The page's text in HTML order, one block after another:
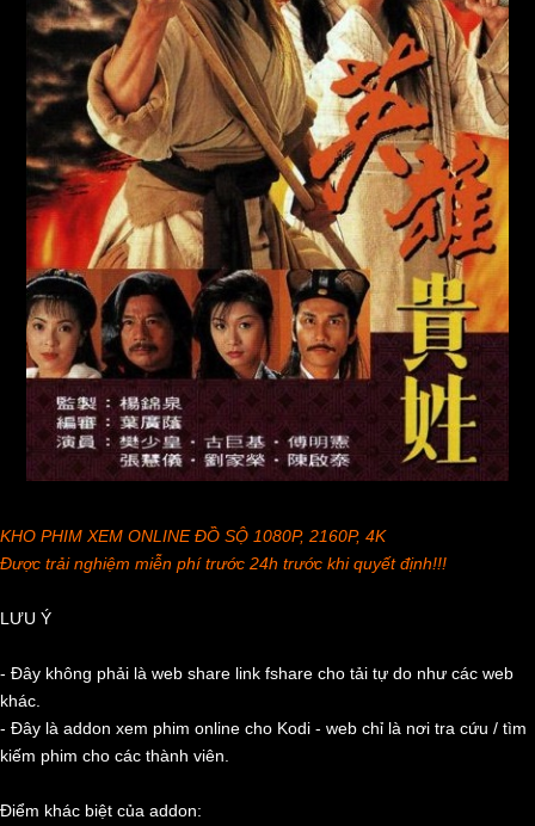
KHO PHIM XEM ONLINE ĐỒ SỘ 1080P, 2160P, 4K
Được trải nghiệm miễn phí trước 24h trước khi quyết định!!!
LƯU Ý
- Đây không phải là web share link fshare cho tải tự do như các web
khác.
- Đây là addon xem phim online cho Kodi - web chỉ là nơi tra cứu / tìm
kiếm phim cho các thành viên.
Điểm khác biệt của addon: